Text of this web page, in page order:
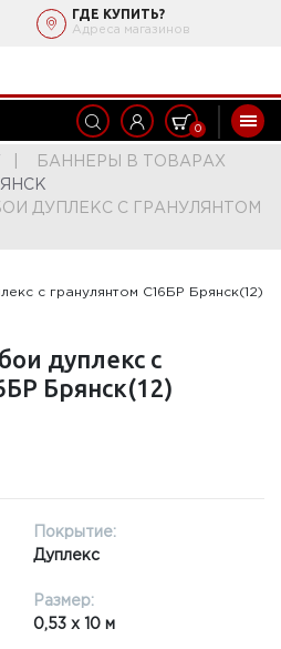
ГДЕ КУПИТЬ?
Адреса магазинов
0
БАННЕРЫ В ТОВАРАХ
ДУПЛЕКС С ГРАНУЛЯНТОМ
дуплекс с
Брянск(12)
Покрытие:
Дуплекс
Размер:
0,53 x 10 м